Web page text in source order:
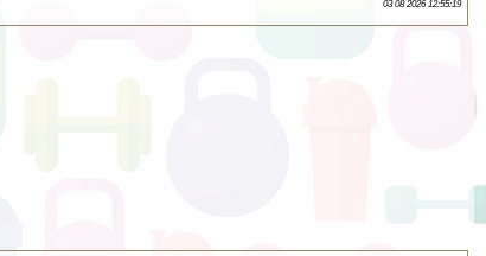
03 08 2026 12:55:19